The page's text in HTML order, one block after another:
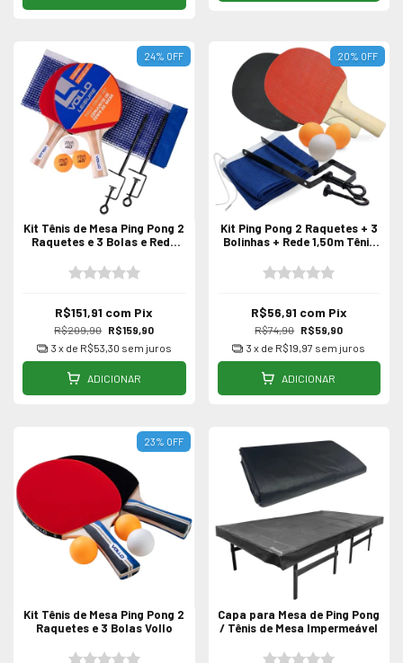
24% OFF
Kit Tênis de Mesa Ping Pong 2
Raquetes e 3 Bolas e Rede
R$209,90 R$159,90
R$151,91 com Pix
3 x de R$53,30 sem juros
ADICIONAR
20% OFF
Kit Ping Pong 2 Raquetes + 3
Bolinhas + Rede 1,50m Tênis
R$74,90 R$59,90
R$56,91 com Pix
3 x de R$19,97 sem juros
ADICIONAR
23% OFF
Kit Tênis de Mesa Ping Pong 2
Raquetes e 3 Bolas Vollo
Capa para Mesa de Ping Pong
/ Tênis de Mesa Impermeável